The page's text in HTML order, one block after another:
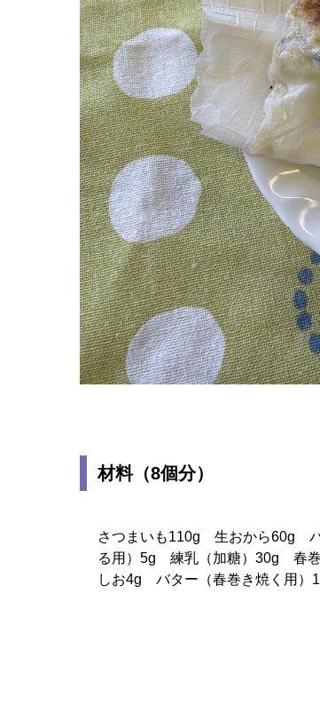
材料（8個分）
さつまいも110g 生おから60g
る用）5g 練乳（加糖）30g 春
しお4g バター（春巻き焼く用）